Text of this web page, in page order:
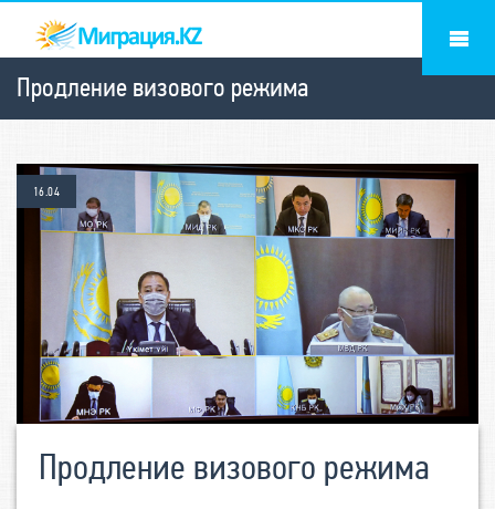
Продление визового режима
Продление визового режима
16.04